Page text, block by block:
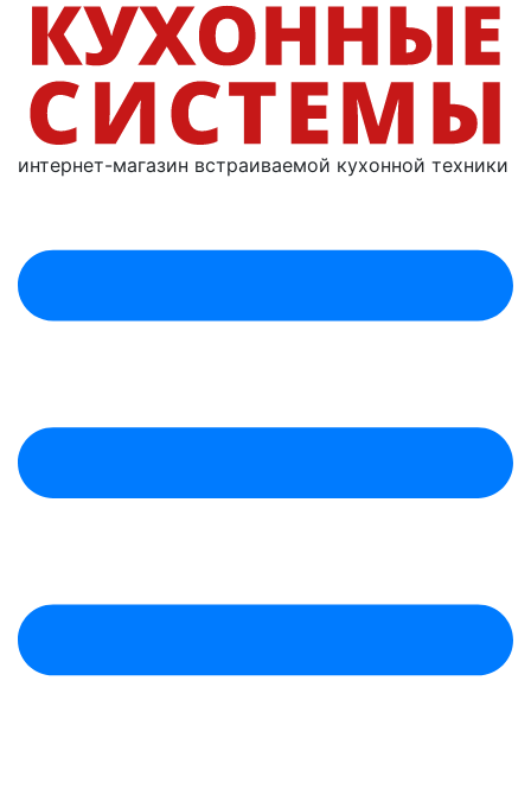
интернет-магазин встраиваемой кухонной техники